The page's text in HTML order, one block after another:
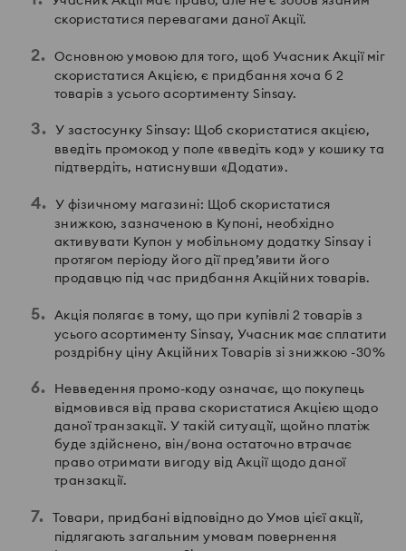
скористатися перевагами даної Акції.
Основною умовою для того, щоб Учасник Акції міг
скористатися Акцією, є придбання хоча б 2
товарів з усього асортименту Sinsay.
У застосунку Sinsay: Щоб скористатися акцією,
введіть промокод у поле «введіть код» у кошику та
підтвердіть, натиснувши «Додати».
У фізичному магазині: Щоб скористатися
знижкою, зазначеною в Купоні, необхідно
активувати Купон у мобільному додатку Sinsay і
протягом періоду його дії пред’явити його
продавцю під час придбання Акційних товарів.
Акція полягає в тому, що при купівлі 2 товарів з
усього асортименту Sinsay, Учасник має сплатити
роздрібну ціну Акційних Tоварів зі знижкою -30%
Невведення промо-коду означає, що покупець
відмовився від права скористатися Акцією щодо
даної транзакції. У такій ситуації, щойно платіж
буде здійснено, він/вона остаточно втрачає
право отримати вигоду від Акції щодо даної
транзакції.
Товари, придбані відповідно до Умов цієї акції,
підлягають загальним умовам повернення